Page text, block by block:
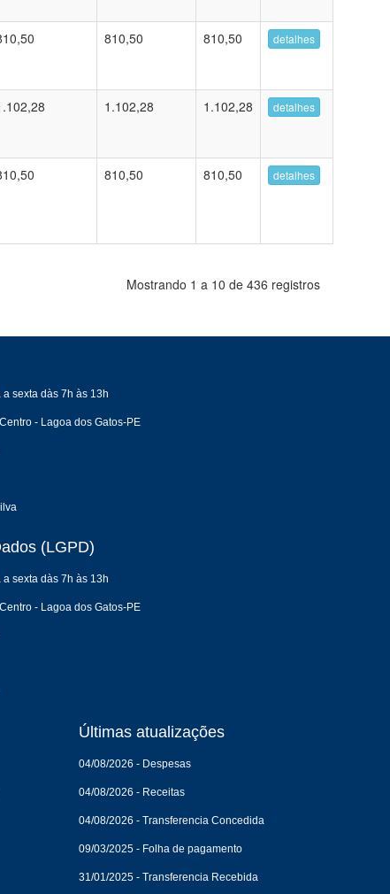
810,50 810,50 detalhes
1.102,28 1.102,28 detalhes
810,50 810,50 detalhes
Mostrando 1 a 10 de 436 registros
sexta dàs 7h às 13h
- Lagoa dos Gatos-PE
(LGPD)
sexta dàs 7h às 13h
- Lagoa dos Gatos-PE
Últimas atualizações
04/08/2026 - Despesas
04/08/2026 - Receitas
04/08/2026 - Transferencia Concedida
09/03/2025 - Folha de pagamento
31/01/2025 - Transferencia Recebida